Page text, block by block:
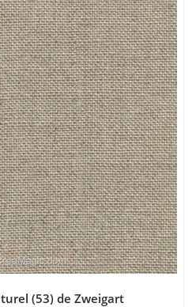
(53) de Zweigart